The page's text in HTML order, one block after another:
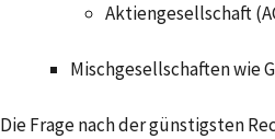
Aktiengesellschaft
Mischgesellschaften wie
Die Frage nach der günstigsten